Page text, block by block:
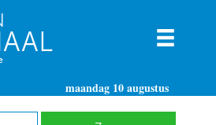
maandag 10 augustus